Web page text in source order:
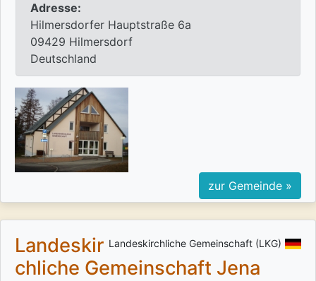
Adresse:
Hilmersdorfer Hauptstraße 6a
09429 Hilmersdorf
Deutschland
zur Gemeinde »
Landeskirchliche Gemeinschaft (LKG)
Landeskir
chliche Gemeinschaft Jena